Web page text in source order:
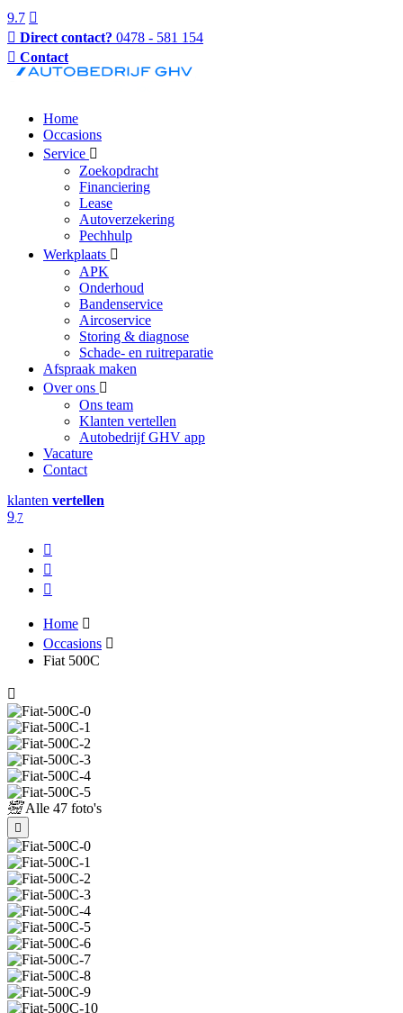
9.7
Direct contact? 0478 - 581 154
Contact
Home
Occasions
Service
Zoekopdracht
Financiering
Lease
Autoverzekering
Pechhulp
Werkplaats
APK
Onderhoud
Bandenservice
Aircoservice
Storing & diagnose
Schade- en ruitreparatie
Afspraak maken
Over ons
Ons team
Klanten vertellen
Autobedrijf GHV app
Vacature
Contact
klanten vertellen
9,7
Home
Occasions
Fiat 500C
Alle 47 foto's